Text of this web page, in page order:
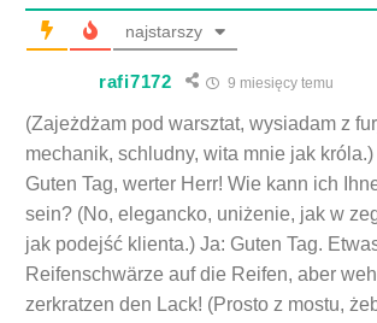
najstarszy
rafi7172 9 miesięcy temu
(Zajeżdżam pod warsztat, wysiadam z
mechanik, schludny, wita mnie jak
Guten Tag, werter Herr! Wie kann ich
sein? (No, elegancko, uniżenie, jak w
jak podejść klienta.) Ja: Guten Tag.
Reifenschwärze auf die Reifen, aber
zerkratzen den Lack! (Prosto z mostu,